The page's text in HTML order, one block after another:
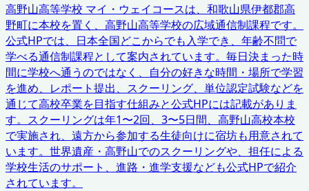
高野山高等学校 マイ・ウェイコースは、和歌山県伊都郡高
野町に本校を置く、高野山高等学校の広域通信制課程です。
公式HPでは、日本全国どこからでも入学でき、年齢不問で
学べる通信制課程として案内されています。毎日決まった時
間に学校へ通うのではなく、自分の好きな時間・場所で学習
を進め、レポート提出、スクーリング、単位認定試験などを
通じて高校卒業を目指す仕組みと公式HPには記載がありま
す。スクーリングは年1〜2回、3〜5日間、高野山高校本校
で実施され、遠方から参加する生徒向けに宿坊も用意されて
います。世界遺産・高野山でのスクーリングや、担任による
学校生活のサポート、進路・進学支援なども公式HPで紹介
されています。